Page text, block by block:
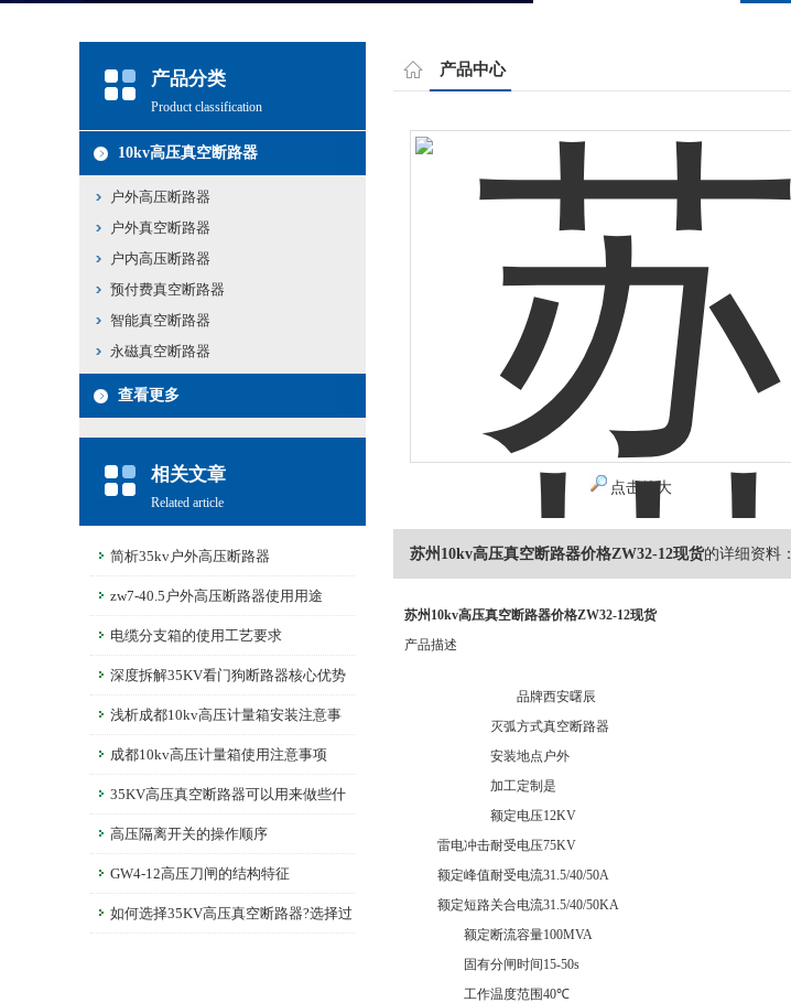
产品分类
Product classification
10kv高压真空断路器
户外高压断路器
户外真空断路器
户内高压断路器
预付费真空断路器
智能真空断路器
永磁真空断路器
查看更多
相关文章
Related article
简析35kv户外高压断路器
zw7-40.5户外高压断路器使用用途
电缆分支箱的使用工艺要求
深度拆解35KV看门狗断路器核心优势
浅析成都10kv高压计量箱安装注意事
项 成都10kv高压计量箱使用注意事项
35KV高压真空断路器可以用来做些什
么呢？它又有什么使用优势呢？
高压隔离开关的操作顺序
GW4-12高压刀闸的结构特征
如何选择35KV高压真空断路器?选择过
产品中心
点击放大
苏州10kv高压真空断路器价格ZW32-12现货的详细资料：
苏州10kv高压真空断路器价格ZW32-12现货
产品描述
品牌西安曙辰
灭弧方式真空断路器
安装地点 户外
加工定制 是
额定电压12KV
雷电冲击耐受电压75KV
额定峰值耐受电流31.5/40/50A
额定短路关合电流31.5/40/50KA
额定断流容量100MVA
固有分闸时间 15-50s
工作温度范围40℃